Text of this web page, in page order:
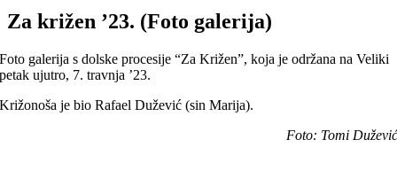
Za križen ’23. (Foto galerija)
Foto galerija s dolske procesije “Za Križen”, koja je održana na Veliki
petak ujutro, 7. travnja ’23.
Križonoša je bio Rafael Dužević (sin Marija).
Foto: Tomi Dužević